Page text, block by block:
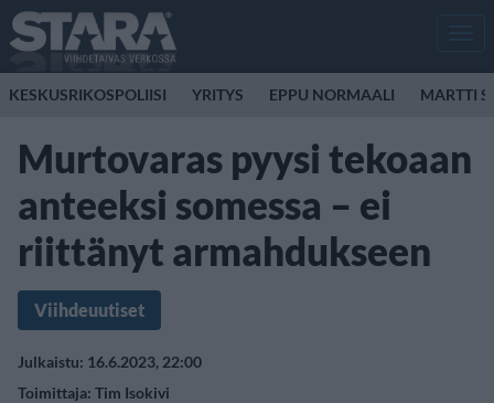
KESKUSRIKOSPOLIISI YRITYS EPPU NORMAALI MARTTI
Murtovaras pyysi tekoaan
anteeksi somessa – ei
riittänyt armahdukseen
Viihdeuutiset
Julkaistu: 16.6.2023, 22:00
Toimittaja: Tim Isokivi